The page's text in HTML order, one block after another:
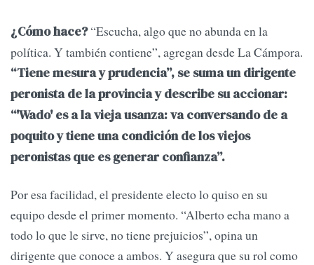
¿Cómo hace?“Escucha, algo que no abunda en la
política. Y también contiene”, agregan desde La Cámpora.
“Tiene mesura y prudencia”, se suma un dirigente
peronista de la provincia y describe su accionar:
“'Wado' es a la vieja usanza: va conversando de a
poquito y tiene una condición de los viejos
peronistas que es generar confianza”.
Por esa facilidad, el presidente electo lo quiso en su
equipo desde el primer momento. “Alberto echa mano a
todo lo que le sirve, no tiene prejuicios”, opina un
dirigente que conoce a ambos. Y asegura que su rol como